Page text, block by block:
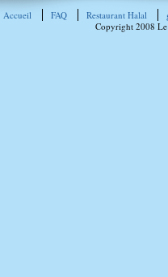
Accueil FAQ Restaurant Halal
Copyright 2008